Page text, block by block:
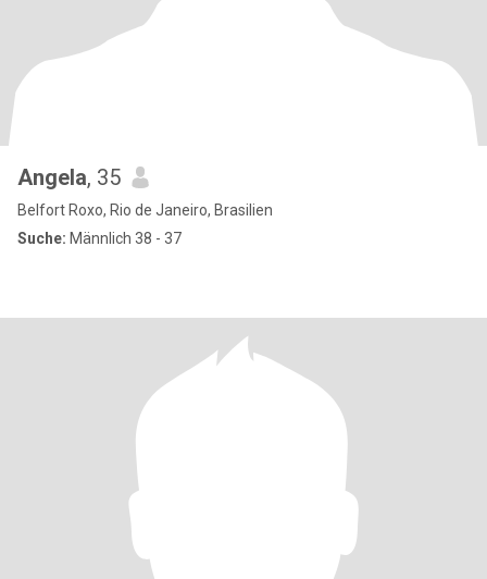
Angela, 35
Belfort Roxo, Rio de Janeiro, Brasilien
Suche: Männlich 38 - 37